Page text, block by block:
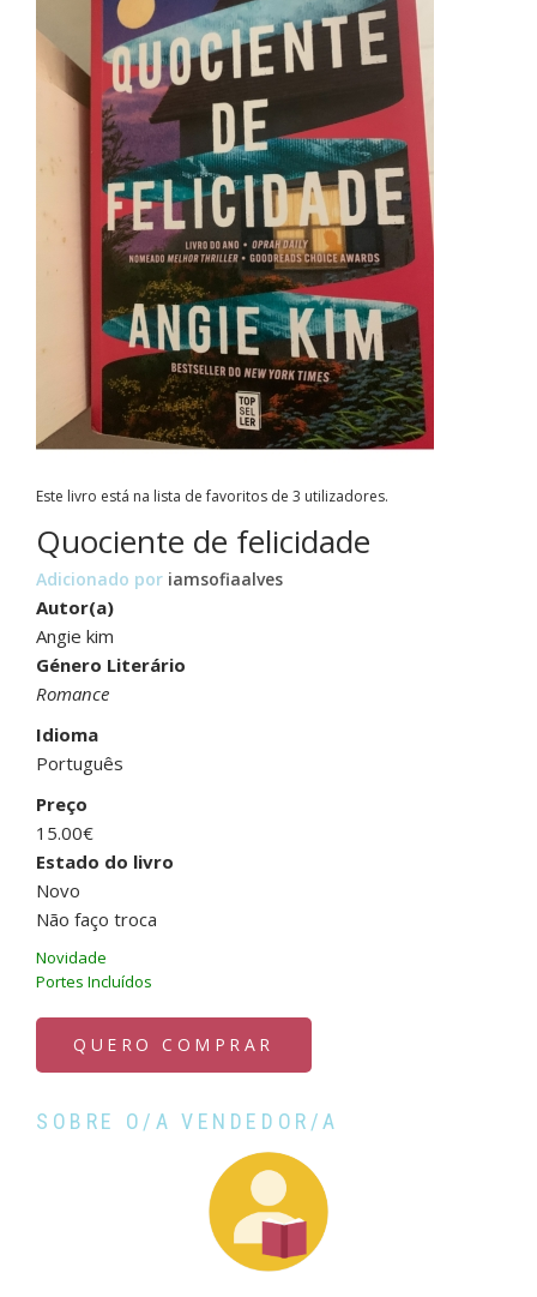
Este livro está na lista de favoritos de 3 utilizadores.
Quociente de felicidade
Adicionado por iamsofiaalves
Autor(a)
Angie kim
Género Literário
Romance
Idioma
Português
Preço
15.00€
Estado do livro
Novo
Não faço troca
Novidade
Portes Incluídos
QUERO COMPRAR
SOBRE O/A VENDEDOR/A